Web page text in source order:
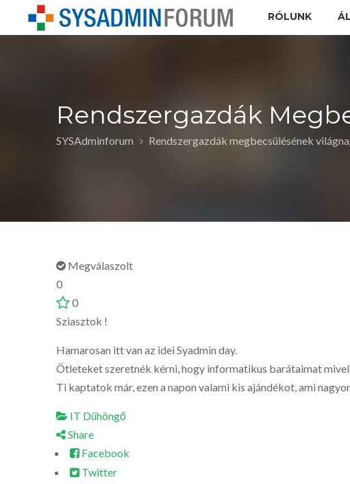
RÓLUNK
Rendszergazdák
SYSAdminforum Rendszergazdák megbecsülésének
Megválaszolt
0
0
Sziasztok !
Hamarosan itt van az idei Syadmin day.
Ötleteket szeretnék kérni, hogy informatikus barátaimat mivel
Ti kaptatok már, ezen a napon valami kis ajándékot, ami
IT Dühöngő
Share
Facebook
Twitter